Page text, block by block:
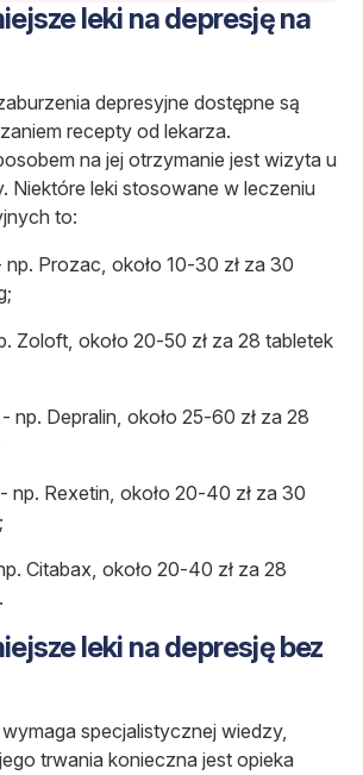
leki na depresję na
depresyjne dostępne są
recepty od lekarza.
na jej otrzymanie jest wizyta u
Niektóre leki stosowane w leczeniu
to:
np. Prozac, około 10-30 zł za 30
Zoloft, około 20-50 zł za 28 tabletek
- np. Depralin, około 25-60 zł za 28
- np. Rexetin, około 20-40 zł za 30
Citabax, około 20-40 zł za 28
leki na depresję bez
specjalistycznej wiedzy,
trwania konieczna jest opieka